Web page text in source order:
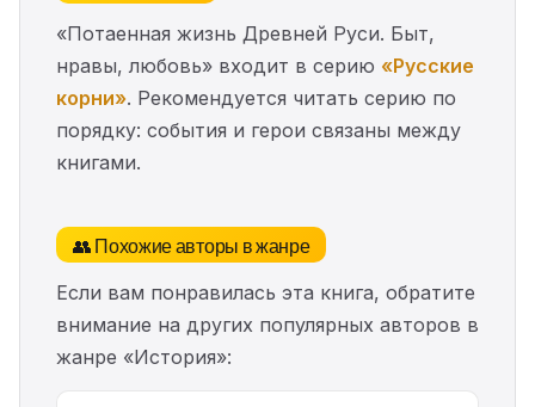
«Потаенная жизнь Древней Руси. Быт,
нравы, любовь» входит в серию «Русские
корни». Рекомендуется читать серию по
порядку: события и герои связаны между
книгами.
👥 Похожие авторы в жанре
Если вам понравилась эта книга, обратите
внимание на других популярных авторов в
жанре «История»: